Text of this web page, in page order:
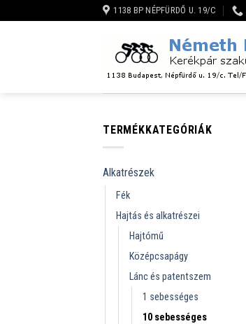
to
1138 BP NÉPFÜRDŐ U. 19/C
TERMÉKKATEGÓRIÁK
Alkatrészek
Fék
Hajtás és alkatrészei
Hajtómű
Középcsapágy
Lánc és patentszem
1 sebességes
10 sebességes